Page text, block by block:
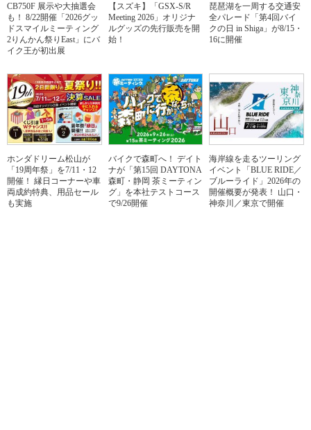
CB750F 展示や大抽選会
も！ 8/22開催「2026グッ
ドスマイルミーティング
2りんかん祭りEast」にバ
イク王が初出展
【スズキ】「GSX-S/R
Meeting 2026」オリジナ
ルグッズの先行販売を開
始！
琵琶湖を一周する交通安
全パレード「第4回バイ
クの日 in Shiga」が8/15・
16に開催
ホンダドリーム松山が
「19周年祭」を7/11・12
開催！ 縁日コーナーや車
両成約特典、用品セール
も実施
バイクで森町へ！ デイト
ナが「第15回 DAYTONA
森町・静岡 茶ミーティン
グ」を本社テストコース
で9/26開催
海岸線を走るツーリング
イベント「BLUE RIDE／
ブルーライド」2026年の
開催概要が発表！ 山口・
神奈川／東京で開催